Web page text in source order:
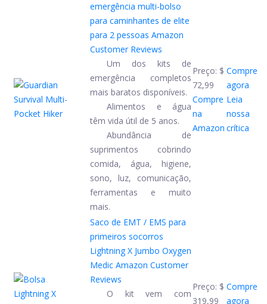
emergência multi-bolso
para caminhantes de elite
para 2 pessoas Amazon
Customer Reviews
Um dos kits de
emergência completos
mais baratos disponíveis.
Alimentos e água
têm vida útil de 5 anos.
Abundância de
suprimentos cobrindo
comida, água, higiene,
sono, luz, comunicação,
ferramentas e muito
mais.
Preço: $
72,99
Compre
na
Amazon
Compre
agora
Leia
nossa
crítica
Saco de EMT / EMS para
primeiros socorros
Lightning X Jumbo Oxygen
Medic Amazon Customer
Reviews
O kit vem com
Preço: $
319,99
Compre
agora